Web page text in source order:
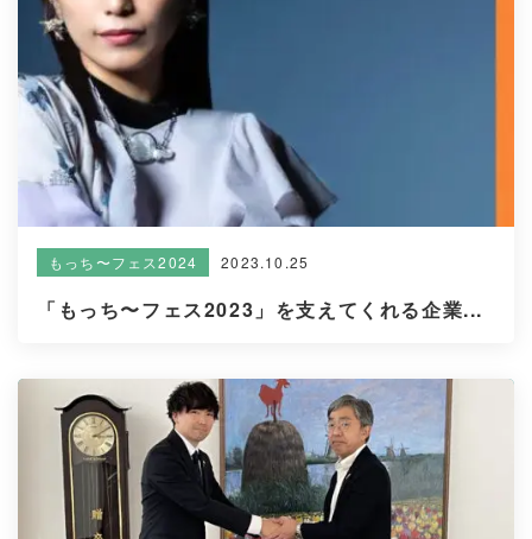
もっち〜フェス2024 2023.10.25
「もっち〜フェス2023」を支えてくれる企業...